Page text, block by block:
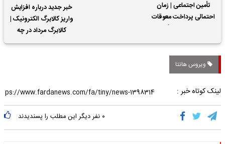
تأمین اجتماعی | زمان
احتمالی پرداخت معوقات
خبر جدید درباره افزایش
واریز کالابرگ الکترونیک |
کالابرگ مرداد در چه
تاریخی واریز خواهد شد؟
ویروس هانتا
لینک کوتاه خبر :
۰ نفر دیگر این مطلب را پسندیدند